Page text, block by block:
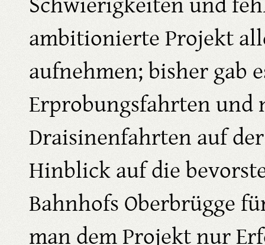
ambitionierte Projekt
aufnehmen; bisher gab
Erprobungsfahrten und
Draisinenfahrten auf
Hinblick auf die
Bahnhofs Oberbrügge
man dem Projekt nur